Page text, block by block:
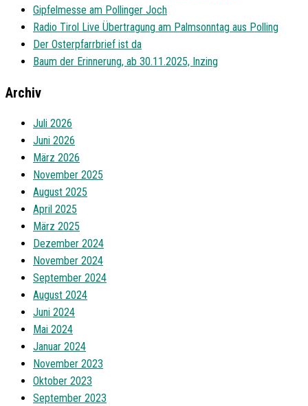
Gipfelmesse am Pollinger Joch
Radio Tirol Live Übertragung am Palmsonntag aus Polling
Der Osterpfarrbrief ist da
Baum der Erinnerung, ab 30.11.2025, Inzing
Archiv
Juli 2026
Juni 2026
März 2026
November 2025
August 2025
April 2025
März 2025
Dezember 2024
November 2024
September 2024
August 2024
Juni 2024
Mai 2024
Januar 2024
November 2023
Oktober 2023
September 2023